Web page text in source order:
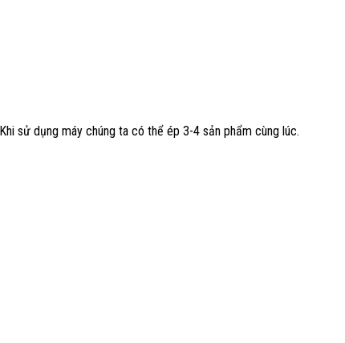
sử dụng máy chúng ta có thể ép 3-4 sản phẩm cùng lúc.